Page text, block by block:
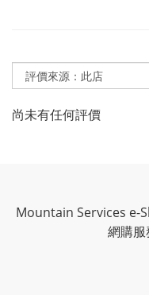
尚未有任何評價
Mountain Services e-
網購